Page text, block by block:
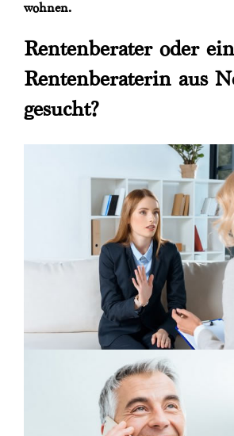
wohnen.
Rentenberater oder
Rentenberaterin aus
gesucht?